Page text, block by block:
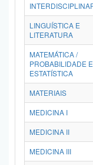
LINGUÍSTICA E
LITERATURA
MATEMÁTICA /
PROBABILIDADE E
ESTATÍSTICA
MATERIAIS
MEDICINA I
MEDICINA II
MEDICINA III